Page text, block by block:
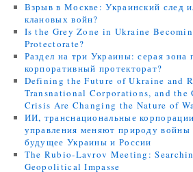
Взрыв в Москве: Украинский след
клановых войн?
Is the Grey Zone in Ukraine
Protectorate?
Раздел на три Украины: серая зона
корпоративный протекторат?
Defining the Future of Ukraine and
Transnational Corporations, and the
Crisis Are Changing the Nature of
ИИ, транснациональные
управления меняют природу войны
будущее Украины и России
The Rubio-Lavrov Meeting:
Geopolitical Impasse